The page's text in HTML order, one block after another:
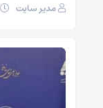
مدیر سایت